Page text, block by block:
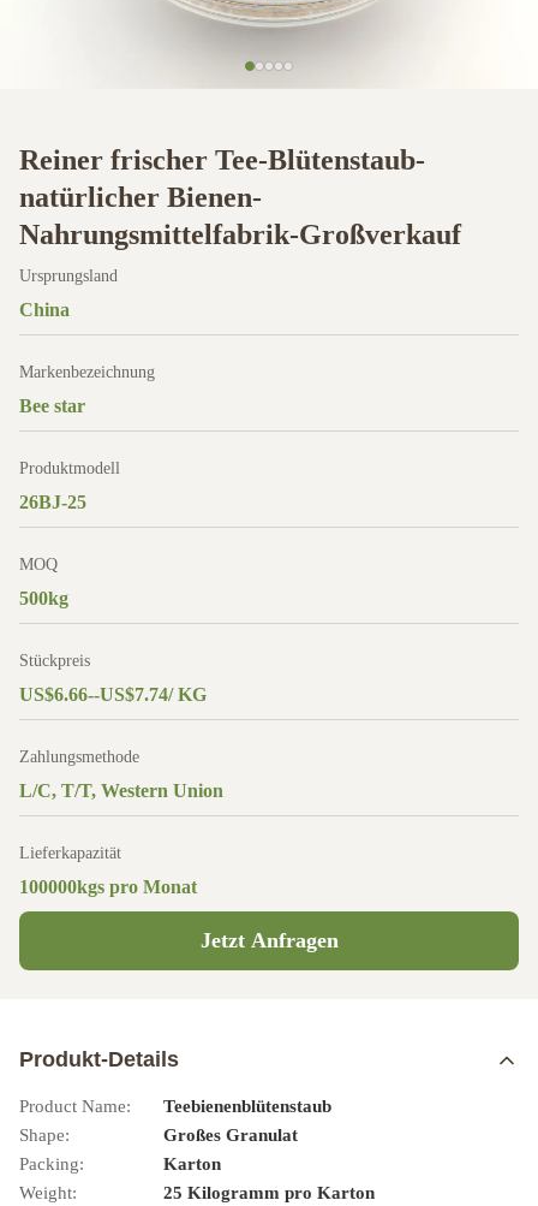
Reiner frischer Tee-Blütenstaub-
natürlicher Bienen-
Nahrungsmittelfabrik-Großverkauf
Ursprungsland
China
Markenbezeichnung
Bee star
Produktmodell
26BJ-25
MOQ
500kg
Stückpreis
US$6.66--US$7.74/ KG
Zahlungsmethode
L/C, T/T, Western Union
Lieferkapazität
100000kgs pro Monat
Jetzt Anfragen
Produkt-Details
Product Name:
Teebienenblütenstaub
Shape:
Großes Granulat
Packing:
Karton
Weight:
25 Kilogramm pro Karton